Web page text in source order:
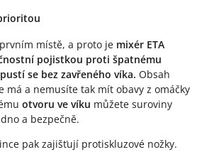
místě, a proto je mixér ETA
pojistkou proti špatnému
se bez zavřeného víka. Obsah
má a nemusíte tak mít obavy z omáčky
otvoru ve víku můžete suroviny
a bezpečně.
pak zajišťují protiskluzové nožky.